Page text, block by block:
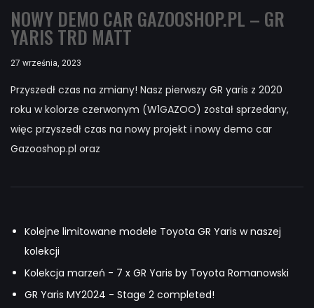
NOWY DEMO CAR GAZOOSHOP.PL – GR
YARIS TRD MATT
27 września, 2023
Przyszedł czas na zmiany! Nasz pierwszy GR yaris z 2020
roku w kolorze czerwonym (W1GAZOO) został sprzedany,
więc przyszedł czas na nowy projekt i nowy demo car
Gazooshop.pl oraz
Kolejne limitowane modele Toyota GR Yaris w naszej
kolekcji
Kolekcja marzeń - 7 x GR Yaris by Toyota Romanowski
GR Yaris MY2024 - Stage 2 completed!